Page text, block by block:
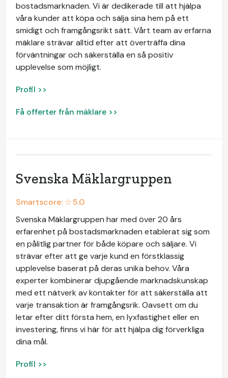
bostadsmarknaden. Vi är dedikerade till att hjälpa
våra kunder att köpa och sälja sina hem på ett
smidigt och framgångsrikt sätt. Vårt team av erfarna
mäklare strävar alltid efter att överträffa dina
förväntningar och säkerställa en så positiv
upplevelse som möjligt.
Profil >>
Få offerter från mäklare >>
Svenska Mäklargruppen
Smartscore: ☆5.0
Svenska Mäklargruppen har med över 20 års
erfarenhet på bostadsmarknaden etablerat sig som
en pålitlig partner för både köpare och säljare. Vi
strävar efter att ge varje kund en förstklassig
upplevelse baserat på deras unika behov. Våra
experter kombinerar djupgående marknadskunskap
med ett nätverk av kontakter för att säkerställa att
varje transaktion är framgångsrik. Oavsett om du
letar efter ditt första hem, en lyxfastighet eller en
investering, finns vi här för att hjälpa dig förverkliga
dina mål.
Profil >>